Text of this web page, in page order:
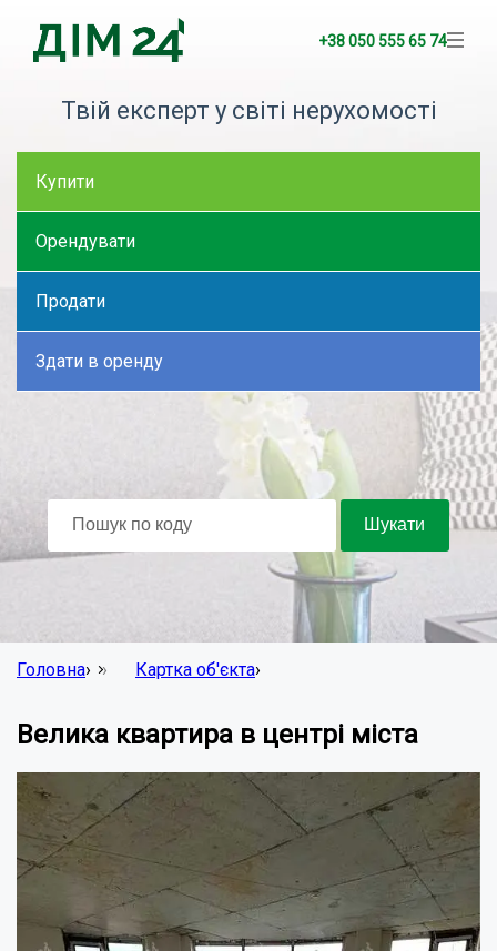
+38 050 555 65 74
Твій експерт у світі нерухомості
Купити
Орендувати
Продати
Здати в оренду
Головна› Картка об'єкта›
Велика квартира в центрі міста